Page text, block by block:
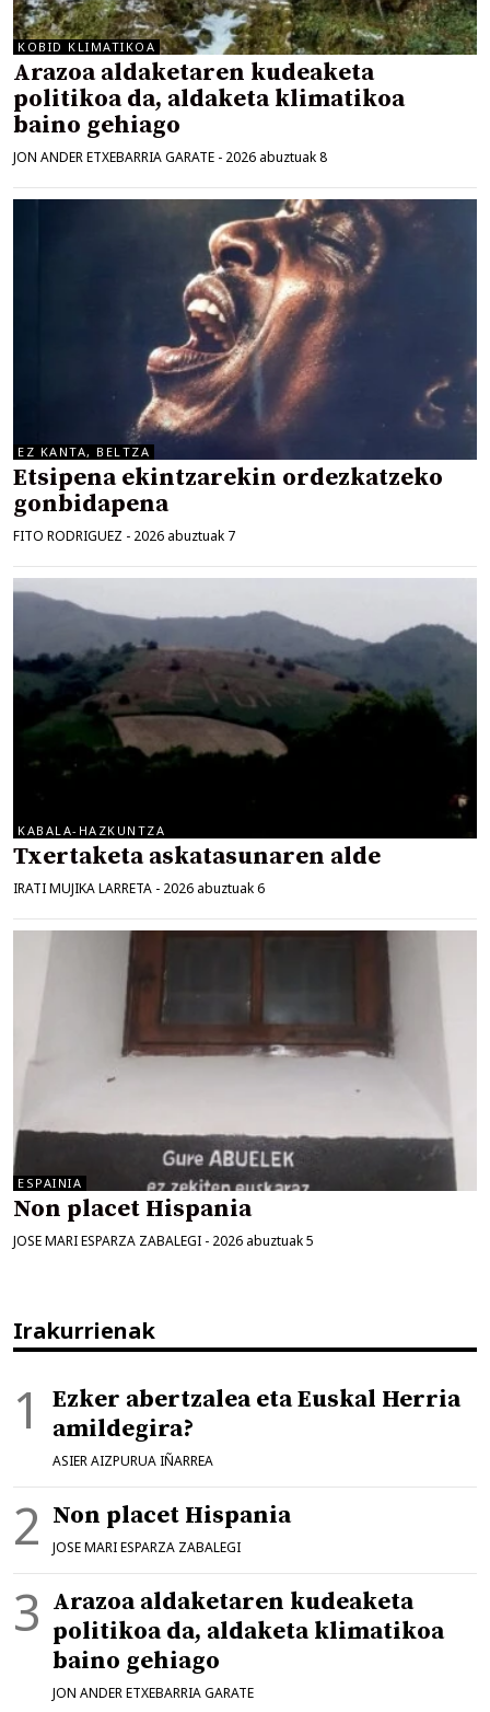
KOBID KLIMATIKOA
Arazoa aldaketaren kudeaketa
politikoa da, aldaketa klimatikoa
baino gehiago
JON ANDER ETXEBARRIA GARATE - 2026 abuztuak 8
EZ KANTA, BELTZA
Etsipena ekintzarekin ordezkatzeko
gonbidapena
FITO RODRIGUEZ - 2026 abuztuak 7
KABALA-HAZKUNTZA
Txertaketa askatasunaren alde
IRATI MUJIKA LARRETA - 2026 abuztuak 6
ESPAINIA
Non placet Hispania
JOSE MARI ESPARZA ZABALEGI - 2026 abuztuak 5
Irakurrienak
Ezker abertzalea eta Euskal Herria
amildegira?
ASIER AIZPURUA IÑARREA
Non placet Hispania
JOSE MARI ESPARZA ZABALEGI
Arazoa aldaketaren kudeaketa
politikoa da, aldaketa klimatikoa
baino gehiago
JON ANDER ETXEBARRIA GARATE